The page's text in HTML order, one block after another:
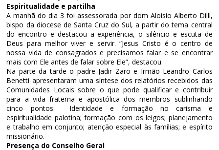
Espiritualidade e partilha
A manhã do dia 3 foi assessorada por dom Aloísio Alberto Dilli,
bispo da diocese de Santa Cruz do Sul, a partir do tema central
do encontro e destacou a experiência, o silêncio e escuta de
Deus para melhor viver e servir. “Jesus Cristo é o centro de
nossa vida de consagrados e precisamos falar e se encontrar
mais com Ele antes de falar sobre Ele”, destacou.
Na parte da tarde o padre Jadir Zaro e Irmão Leandro Carlos
Benetti apresentaram uma síntese dos relatórios recebidos das
Comunidades Locais sobre o que pode qualificar e contribuir
para a vida fraterna e apostólica dos membros sublinhando
cinco pontos: Identidade e formação no carisma e
espiritualidade palotina; formação com os leigos; planejamento
e trabalho em conjunto; atenção especial às famílias; e espírito
missionário.
Presença do Conselho Geral